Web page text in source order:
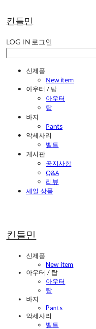
킨들민
LOG IN 로그인
신제품
New item
아우터 / 탑
아우터
탑
바지
Pants
악세사리
벨트
게시판
공지사항
Q&A
리뷰
세일 상품
킨들민
신제품
New item
아우터 / 탑
아우터
탑
바지
Pants
악세사리
벨트